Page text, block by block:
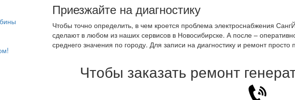
Приезжайте на диагностику
Чтобы точно определить, в чем кроется проблема электроснабжения
сделают в любом из наших сервисов в Новосибирске. А после –
среднего значения по городу. Для записи на диагностику и ремонт просто
Чтобы заказать ремонт